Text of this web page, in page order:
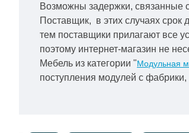
Возможны задержки, связанные
Поставщик, в этих случаях срок
тем поставщики прилагают все
поэтому интернет-магазин не
Мебель из категории "Модульная
поступления модулей с